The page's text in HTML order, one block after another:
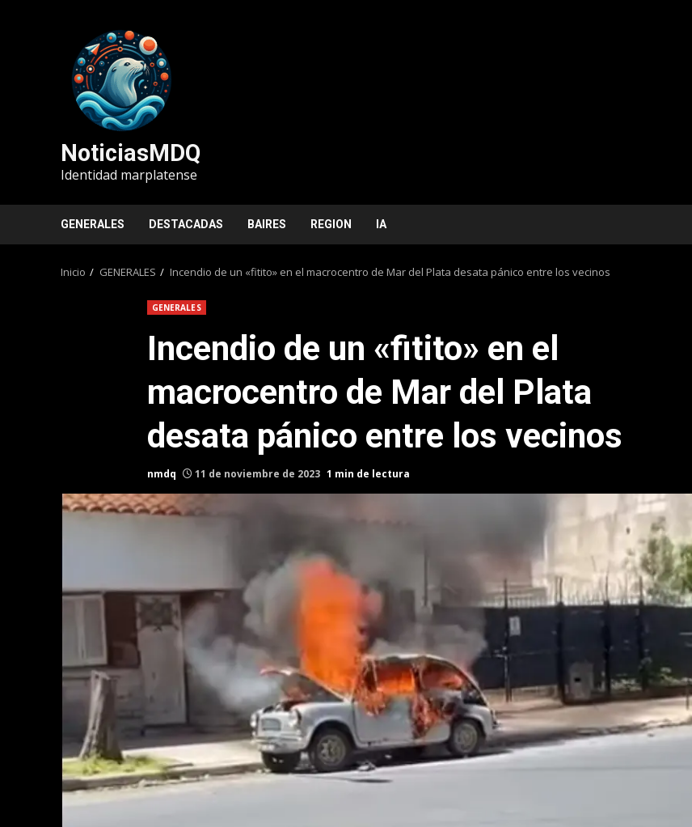
NoticiasMDQ
Identidad marplatense
GENERALES DESTACADAS BAIRES REGION IA
Inicio GENERALES Incendio de un «fitito» en el macrocentro de Mar del Plata desata pánico entre los vecinos
GENERALES
Incendio de un «fitito» en el
macrocentro de Mar del Plata
desata pánico entre los vecinos
nmdq 11 de noviembre de 2023 1 min de lectura